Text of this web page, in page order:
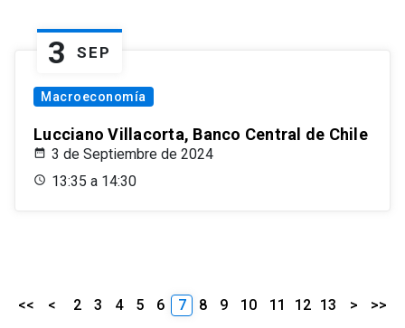
3 SEP
Macroeconomía
Lucciano Villacorta, Banco Central de Chile
3 de Septiembre de 2024
13:35 a 14:30
<< < 2 3 4 5 6 7 8 9 10 11 12 13 > >>